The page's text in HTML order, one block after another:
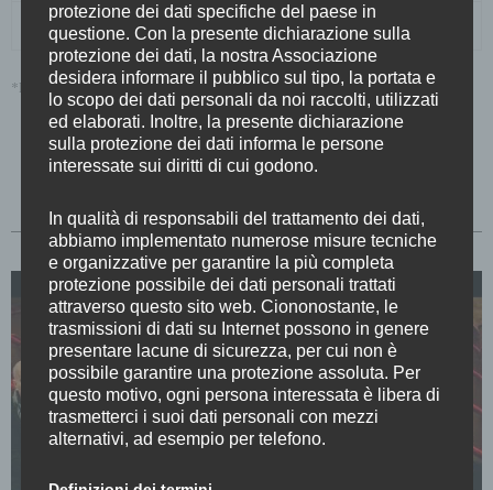
SOCI SOSTENITORI gratuito
*Hanno diritto alla riduzione i Soci Ordinari e UNDER25
PRENOTA BIGLIETTI
protezione dei dati specifiche del paese in
questione. Con la presente dichiarazione sulla
protezione dei dati, la nostra Associazione
desidera informare il pubblico sul tipo, la portata e
lo scopo dei dati personali da noi raccolti, utilizzati
ed elaborati. Inoltre, la presente dichiarazione
sulla protezione dei dati informa le persone
interessate sui diritti di cui godono.
In qualità di responsabili del trattamento dei dati,
abbiamo implementato numerose misure tecniche
e organizzative per garantire la più completa
protezione possibile dei dati personali trattati
attraverso questo sito web. Ciononostante, le
trasmissioni di dati su Internet possono in genere
presentare lacune di sicurezza, per cui non è
possibile garantire una protezione assoluta. Per
questo motivo, ogni persona interessata è libera di
trasmetterci i suoi dati personali con mezzi
alternativi, ad esempio per telefono.